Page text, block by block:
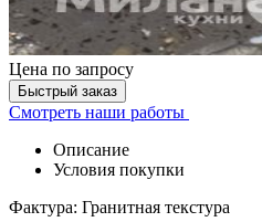
Цена по запросу
Быстрый заказ
Смотреть наши работы
Описание
Условия покупки
Фактура: Гранитная текстура